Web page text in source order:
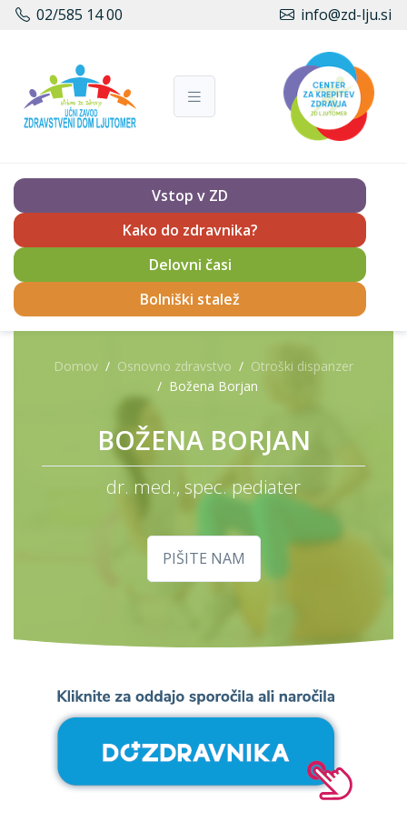
02/585 14 00 info@zd-lju.si
Vstop v ZD
Kako do zdravnika?
Delovni časi
Bolniški stalež
Domov Osnovno zdravstvo
Otroški dispanzer
Božena Borjan
BOŽENA BORJAN
dr. med., spec. pediater
PIŠITE NAM